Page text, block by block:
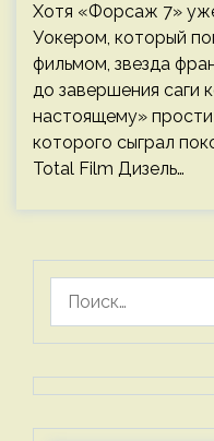
Хотя «Форсаж 7»
Уокером, который
фильмом, звезда
до завершения саги
настоящему»
которого сыграл
Total Film Дизель…